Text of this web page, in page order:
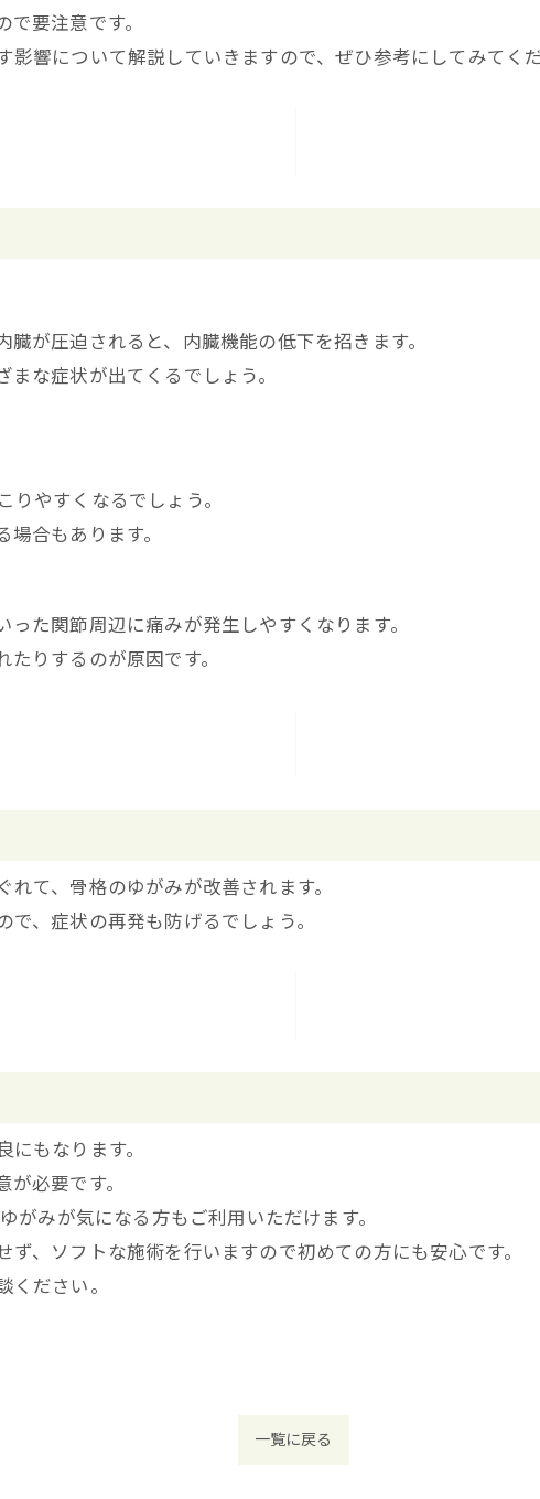
要注意です。
影響について解説していきますので、ぜひ参考にしてみてく
が圧迫されると、内臓機能の低下を招きます。
な症状が出てくるでしょう。
やすくなるでしょう。
合もあります。
た関節周辺に痛みが発生しやすくなります。
りするのが原因です。
て、骨格のゆがみが改善されます。
、症状の再発も防げるでしょう。
もなります。
必要です。
がみが気になる方もご利用いただけます。
、ソフトな施術を行いますので初めての方にも安心です。
ださい。
一覧に戻る